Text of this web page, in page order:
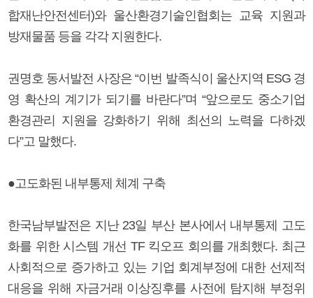
합재난안전센터)와 울산환경기술인협회는 교육 지원과
방재물품 등을 각각 지원한다.
권명호 동서발전 사장은 “이번 발족식이 울산지역 ESG 경
영 확산의 계기가 되기를 바란다”며 “앞으로도 중소기업
환경관리 지원을 강화하기 위해 최선의 노력을 다하겠
다”고 말했다.
●고도화된 내부통제 체계 구축
한국남부발전은 지난 23일 부산 본사에서 내부통제 고도
화를 위한 시스템 개선 TF 킥오프 회의를 개최했다. 최근
사회적으로 증가하고 있는 기업 회계부정에 대한 선제적
대응을 위해 자금거래 이상징후를 사전에 탐지해 부정위